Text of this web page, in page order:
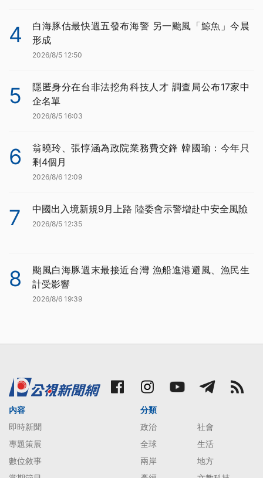
4
白海豚估最快週五發布海警 另一颱風「鯨魚」今晨
形成
2026/8/5 12:50
5
隱匿身分在台非法挖角科技人才 調查局公布17家中
企名單
2026/8/5 16:03
6
翁曉玲、張惇涵為政院業務費交鋒 韓國瑜：今年只
剩4個月
2026/8/6 12:09
7 中國出入境新規9月上路 陸委會示警增赴中安全風險
2026/8/5 12:35
8
颱風白海豚週末最接近台灣 漁船進港避風、漁民生
計受影響
2026/8/6 19:39
內容
即時新聞
專題策展
數位敘事
分類
政治
社會
全球
生活
兩岸
地方